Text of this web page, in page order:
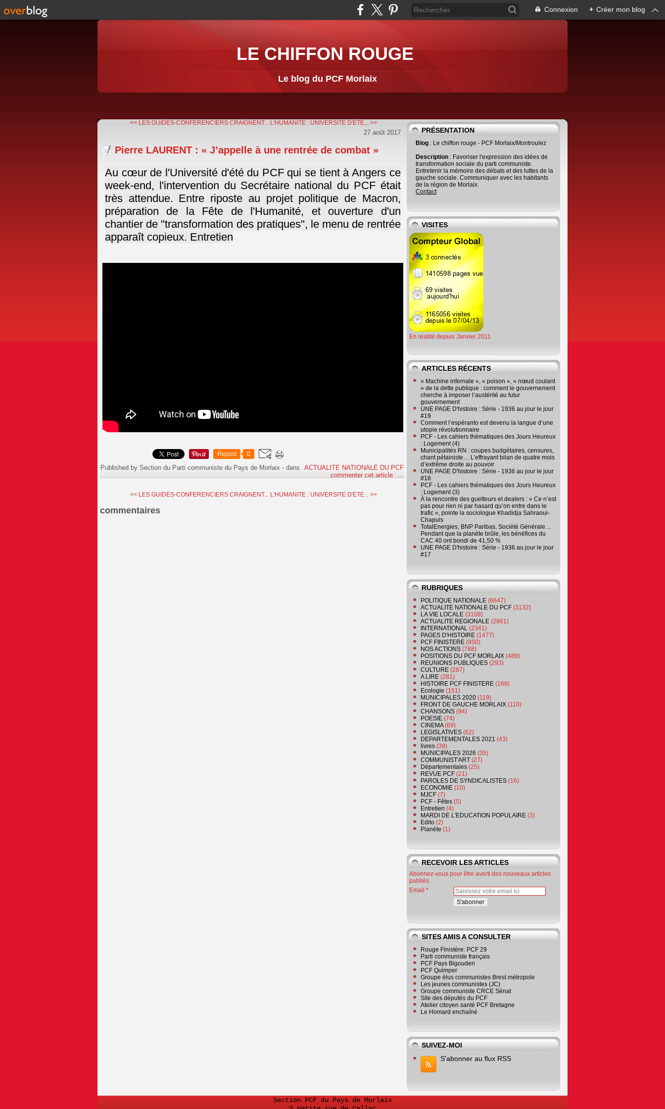
Connexion + Créer mon blog
LE CHIFFON ROUGE
Le blog du PCF Morlaix
<< LES GUIDES-CONFERENCIERS CRAIGNENT... L'HUMANITE : UNIVERSITE D'ETE... >>
27 août 2017
Pierre LAURENT : « J’appelle à une rentrée de combat »
Au cœur de l'Université d'été du PCF qui se tient à Angers ce
week-end, l'intervention du Secrétaire national du PCF était
très attendue. Entre riposte au projet politique de Macron,
préparation de la Fête de l'Humanité, et ouverture d'un
chantier de "transformation des pratiques", le menu de rentrée
apparaît copieux. Entretien
Repost 0
Published by Section du Parti communiste du Pays de Morlaix -dans
ACTUALITE NATIONALE DU PCF
commenter cet article
…
<< LES GUIDES-CONFERENCIERS CRAIGNENT... L'HUMANITE : UNIVERSITE D'ETE... >>
commentaires
PRÉSENTATION
Blog : Le chiffon rouge - PCF Morlaix/Montroulez
Description : Favoriser l'expression des idées de
transformation sociale du parti communiste.
Entretenir la mémoire des débats et des luttes de la
gauche sociale. Communiquer avec les habitants
de la région de Morlaix.
Contact
VISITES
En réalité depuis Janvier 2011
ARTICLES RÉCENTS
« Machine infernale », « poison », « nœud coulant
» de la dette publique : comment le gouvernement
cherche à imposer l’austérité au futur
gouvernement
UNE PAGE D'histoire : Série - 1936 au jour le jour
#19
Comment l’espéranto est devenu la langue d’une
utopie révolutionnaire
PCF - Les cahiers thématiques des Jours Heureux
: Logement (4)
Municipalités RN : coupes budgétaires, censures,
chant pétainiste… L’effrayant bilan de quatre mois
d’extrême droite au pouvoir
UNE PAGE D'histoire : Série - 1936 au jour le jour
#18
PCF - Les cahiers thématiques des Jours Heureux
: Logement (3)
À la rencontre des guetteurs et dealers : « Ce n’est
pas pour rien ni par hasard qu’on entre dans le
trafic », pointe la sociologue Khadidja Sahraoui-
Chapuis
TotalEnergies, BNP Paribas, Société Générale…
Pendant que la planète brûle, les bénéfices du
CAC 40 ont bondi de 41,50 %
UNE PAGE D'histoire : Série - 1936 au jour le jour
#17
RUBRIQUES
POLITIQUE NATIONALE (6647)
ACTUALITE NATIONALE DU PCF (3132)
LA VIE LOCALE (3108)
ACTUALITE REGIONALE (2861)
INTERNATIONAL (2341)
PAGES D'HISTOIRE (1477)
PCF FINISTERE (950)
NOS ACTIONS (788)
POSITIONS DU PCF MORLAIX (489)
REUNIONS PUBLIQUES (293)
CULTURE (287)
A LIRE (281)
HISTOIRE PCF FINISTERE (168)
Ecologie (151)
MUNICIPALES 2020 (119)
FRONT DE GAUCHE MORLAIX (110)
CHANSONS (94)
POESIE (74)
CINEMA(69)
LEGISLATIVES (62)
DEPARTEMENTALES 2021 (43)
livres (39)
MUNICIPALES 2026 (35)
COMMUNIST'ART (27)
Départementales (25)
REVUE PCF (21)
PAROLES DE SYNDICALISTES (16)
ECONOMIE (10)
MJCF (7)
PCF - Fêtes (5)
Entretien (4)
MARDI DE L'EDUCATION POPULAIRE (3)
Edito (2)
Planète (1)
RECEVOIR LES ARTICLES
Abonnez-vous pour être averti des nouveaux articles
publiés.
Email
SITES AMIS A CONSULTER
Rouge Finistère: PCF 29
Parti communiste français
PCF Pays Bigouden
PCF Quimper
Groupe élus communistes Brest métropole
Les jeunes communistes (JC)
Groupe communiste CRCE Sénat
Site des députés du PCF
Atelier citoyen santé PCF Bretagne
Le Homard enchaîné
SUIVEZ-MOI
S'abonner au flux RSS
Section PCF du Pays de Morlaix